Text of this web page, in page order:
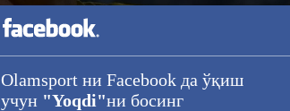
Olamsport ни Facebook да ўқиш
учун "Yoqdi"ни босинг